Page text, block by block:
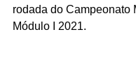
rodada do Campeonato
Módulo I 2021.